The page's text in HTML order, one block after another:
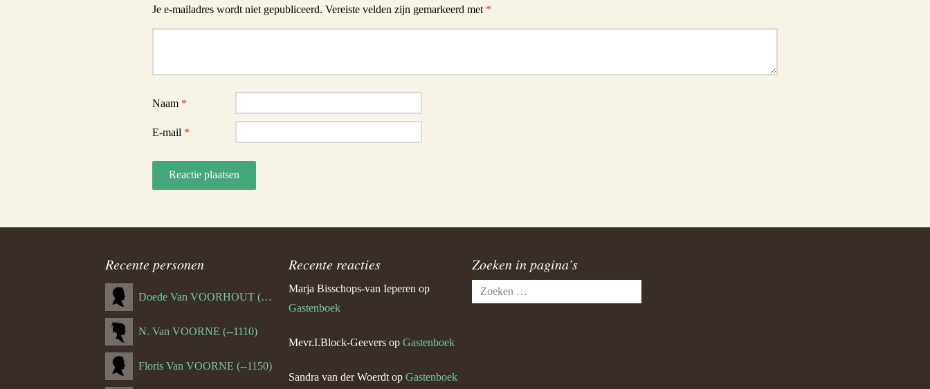
Je e-mailadres wordt niet gepubliceerd. Vereiste velden zijn gemarkeerd met *
Naam *
E-mail *
Recente personen
Doede Van VOORHOUT (Van FORNEHOLT) (--1101)
N. Van VOORNE (--1110)
Floris Van VOORNE (--1150)
Recente reacties
Marja Bisschops-van Ieperen op
Gastenboek
Mevr.I.Block-Geevers op Gastenboek
Sandra van der Woerdt op Gastenboek
Zoeken in pagina’s
Zoeken
naar: